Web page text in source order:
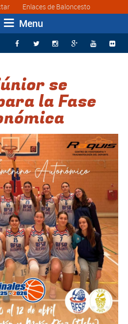
Enlaces de Baloncesto
Menu
     
se
la Fase